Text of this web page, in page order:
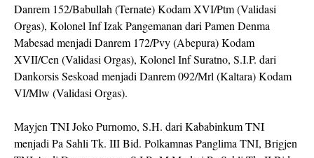
Danrem 152/Babullah (Ternate) Kodam XVI/Ptm (Validasi
Orgas), Kolonel Inf Izak Pangemanan dari Pamen Denma
Mabesad menjadi Danrem 172/Pvy (Abepura) Kodam
XVII/Cen (Validasi Orgas), Kolonel Inf Suratno, S.I.P. dari
Dankorsis Seskoad menjadi Danrem 092/Mrl (Kaltara) Kodam
VI/Mlw (Validasi Orgas).
Mayjen TNI Joko Purnomo, S.H. dari Kababinkum TNI
menjadi Pa Sahli Tk. III Bid. Polkamnas Panglima TNI, Brigjen